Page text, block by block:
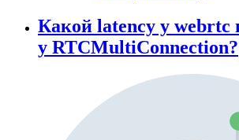
Какой latency у webrtc
у RTCMultiConnection?